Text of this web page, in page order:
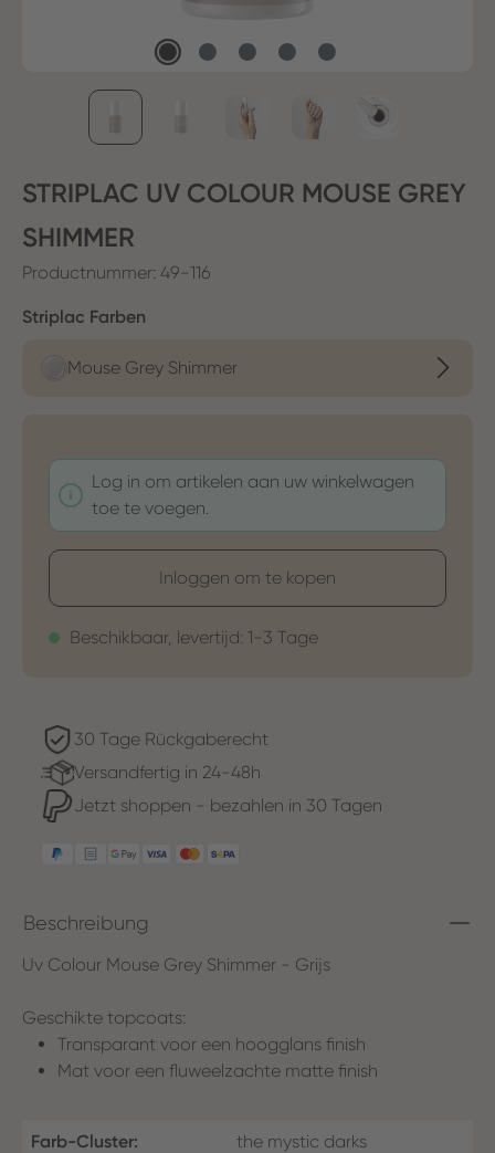
STRIPLAC UV COLOUR MOUSE GREY
SHIMMER
Productnummer: 49-116
Selecteer
Striplac Farben
Mouse Grey Shimmer
Log in om artikelen aan uw winkelwagen
toe te voegen.
Inloggen om te kopen
Beschikbaar, levertijd: 1-3 Tage
30 Tage Rückgaberecht
Versandfertig in 24-48h
Jetzt shoppen - bezahlen in 30 Tagen
Beschreibung
Uv Colour Mouse Grey Shimmer - Grijs
Geschikte topcoats:
Transparant voor een hoogglans finish
Mat voor een fluweelzachte matte finish
Farb-Cluster: the mystic darks